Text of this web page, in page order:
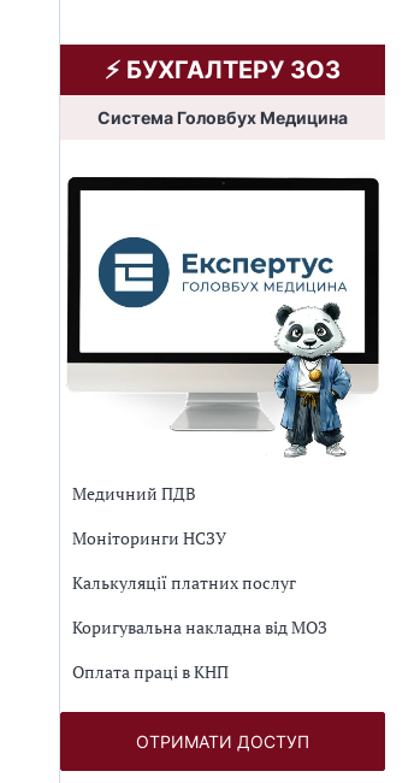
⚡️ БУХГАЛТЕРУ ЗОЗ
Система Головбух Медицина
Медичний ПДВ
Моніторинги НСЗУ
Калькуляції платних послуг
Коригувальна накладна від МОЗ
Оплата праці в КНП
ОТРИМАТИ ДОСТУП